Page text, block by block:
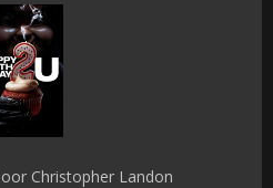
Christopher Landon